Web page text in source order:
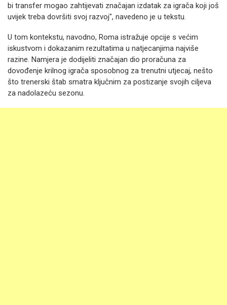
bi transfer mogao zahtijevati značajan izdatak za igrača koji još
uvijek treba dovršiti svoj razvoj", navedeno je u tekstu.
U tom kontekstu, navodno, Roma istražuje opcije s većim
iskustvom i dokazanim rezultatima u natjecanjima najviše
razine. Namjera je dodijeliti značajan dio proračuna za
dovođenje krilnog igrača sposobnog za trenutni utjecaj, nešto
što trenerski štab smatra ključnim za postizanje svojih ciljeva
za nadolazeću sezonu.